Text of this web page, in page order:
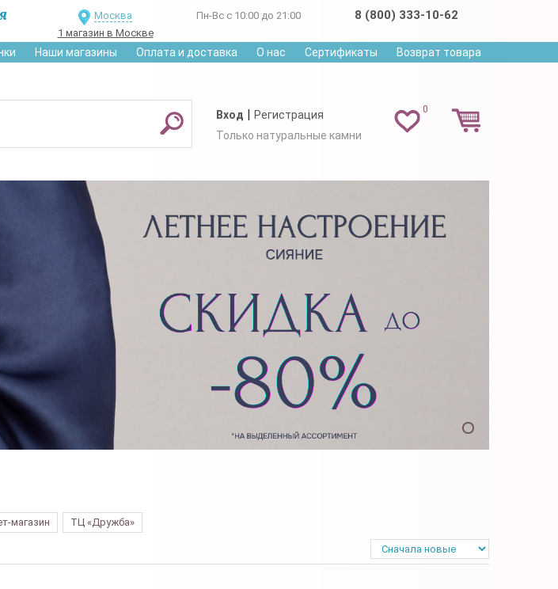
Москва
1 магазин в Москве
Пн-Вс с 10:00 до 21:00 8 (800) 333-10-62
Наши магазины Оплата и доставка О нас Сертификаты Возврат товара
0
Вход | Регистрация
Только натуральные камни
магазин ТЦ «Дружба»